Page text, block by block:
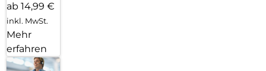
ab 14,99 €
inkl. MwSt.
Mehr
erfahren